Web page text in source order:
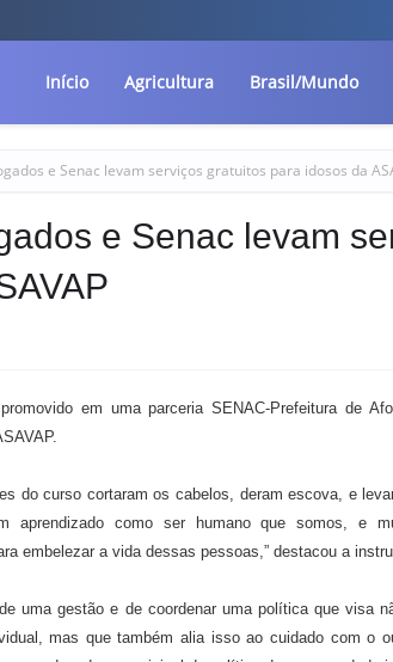
Início Agricultura Brasil/Mundo
e Senac levam serviços gratuitos para idosos da
e Senac levam
em uma parceria SENAC-Prefeitura de
do curso cortaram os cabelos, deram escova, e
aprendizado como ser humano que somos, e
embelezar a vida dessas pessoas,” destacou a
uma gestão e de coordenar uma política que visa
mas que também alia isso ao cuidado com o